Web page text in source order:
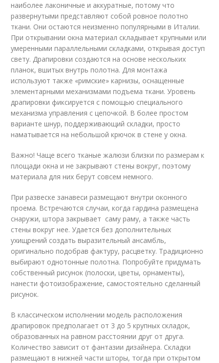
наиболее лаконичные и аккуратные, потому что
развернутыми представляют собой ровное полотно
ткани. Они остаются неизменно популярными в Италии.
При открывании окна материал складывает крупными или
умеренными параллельными складками, открывая доступ
свету. Драпировки создаются на основе нескольких
планок, вшитых внутрь полотна. Для монтажа
используют также «римские» карнизы, оснащенные
элементарными механизмами подъема ткани. Уровень
драпировки фиксируется с помощью специального
механизма управления с цепочкой. В более простом
варианте шнур, поддерживающий складки, просто
наматывается на небольшой крючок в стене у окна.
Важно! Чаще всего тканые жалюзи близки по размерам к
площади окна и не закрывают стены вокруг, поэтому
материала для них берут совсем немного.
При развеске занавеси размещают внутри оконного
проема. Встречаются случаи, когда гардина размещена
снаружи, штора закрывает саму раму, а также часть
стены вокруг нее. Удается без дополнительных
ухищрений создать выразительный ансамбль,
оригинально подобрав фактуру, расцветку. Традиционно
выбирают однотонные полотна. Попробуйте придумать
собственный рисунок (полоски, цветы, орнаменты),
нанести фотоизображение, самостоятельно сделанный
рисунок.
В классическом исполнении модель расположения
драпировок предполагает от 3 до 5 крупных складок,
образованных на равном расстоянии друг от друга.
Количество зависит от фантазии дизайнера. Складки
размещают в нижней части шторы, тогда при открытом